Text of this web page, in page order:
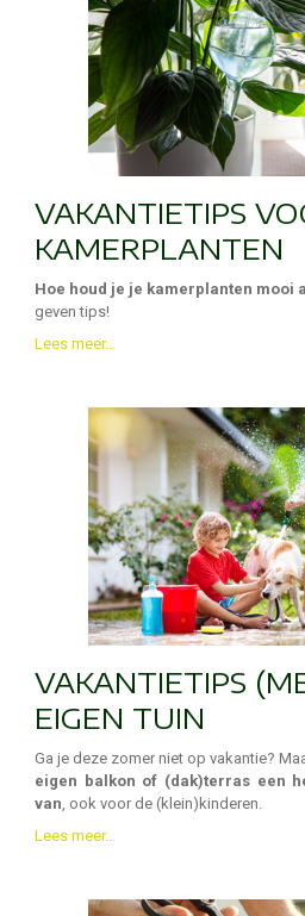
VAKANTIETIPS
KAMERPLANTEN
Hoe houd je je kamerplanten mooi
geven tips!
Lees meer...
VAKANTIETIPS
EIGEN TUIN
Ga je deze zomer niet op vakantie?
eigen balkon of (dak)terras een
van, ook voor de (klein)kinderen.
Lees meer...